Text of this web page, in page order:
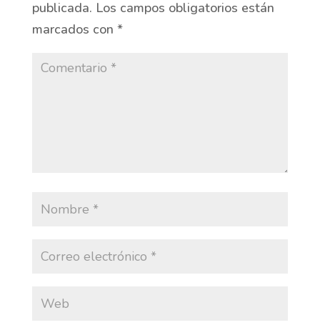
publicada. Los campos obligatorios están
marcados con *